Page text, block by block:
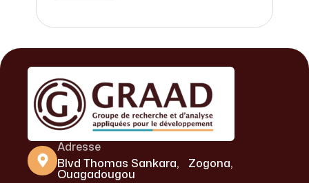
Adresse
Blvd Thomas Sankara, Zogona,
Ouagadougou